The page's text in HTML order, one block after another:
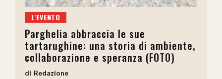
L'EVENTO
Parghelia abbraccia le sue
tartarughine: una storia di ambiente,
collaborazione e speranza (FOTO)
Redazione